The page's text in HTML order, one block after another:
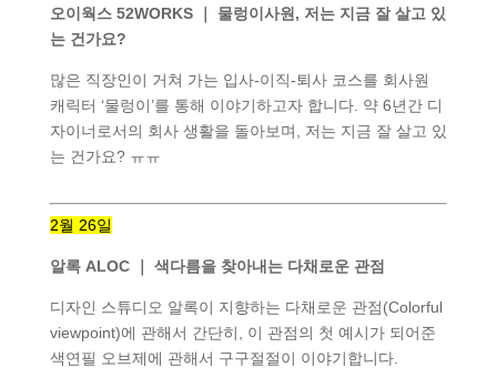
오이웍스 52WORKS ｜ 물렁이사원, 저는 지금 잘 살고 있
는 건가요?
많은 직장인이 거쳐 가는 입사-이직-퇴사 코스를 회사원
캐릭터 ‘물렁이’를 통해 이야기하고자 합니다. 약 6년간 디
자이너로서의 회사 생활을 돌아보며, 저는 지금 잘 살고 있
는 건가요? ㅠㅠ
2월 26일
알록 ALOC ｜ 색다름을 찾아내는 다채로운 관점
디자인 스튜디오 알록이 지향하는 다채로운 관점(Colorful
viewpoint)에 관해서 간단히, 이 관점의 첫 예시가 되어준
색연필 오브제에 관해서 구구절절이 이야기합니다.